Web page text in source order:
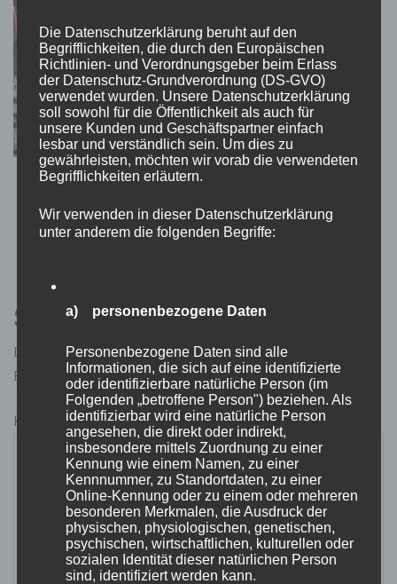
Naturmalbücher zum Entspannen – Kreatives
Malen gegen Stress
5. Februar 2025
Schreibe einen Kommentar
Deine E-Mail-Adresse wird nicht veröffentlicht.
Erforderliche Felder sind mit*markiert
Kommentar*
Die Datenschutzerklärung beruht auf den
Begrifflichkeiten, die durch den Europäischen
Richtlinien- und Verordnungsgeber beim Erlass
der Datenschutz-Grundverordnung (DS-GVO)
verwendet wurden. Unsere Datenschutzerklärung
soll sowohl für die Öffentlichkeit als auch für
unsere Kunden und Geschäftspartner einfach
lesbar und verständlich sein. Um dies zu
gewährleisten, möchten wir vorab die verwendeten
Begrifflichkeiten erläutern.
Wir verwenden in dieser Datenschutzerklärung
unter anderem die folgenden Begriffe:
a) personenbezogene Daten
Personenbezogene Daten sind alle
Informationen, die sich auf eine identifizierte
oder identifizierbare natürliche Person (im
Folgenden „betroffene Person") beziehen. Als
identifizierbar wird eine natürliche Person
angesehen, die direkt oder indirekt,
insbesondere mittels Zuordnung zu einer
Kennung wie einem Namen, zu einer
Kennnummer, zu Standortdaten, zu einer
Online-Kennung oder zu einem oder mehreren
besonderen Merkmalen, die Ausdruck der
physischen, physiologischen, genetischen,
psychischen, wirtschaftlichen, kulturellen oder
sozialen Identität dieser natürlichen Person
sind, identifiziert werden kann.